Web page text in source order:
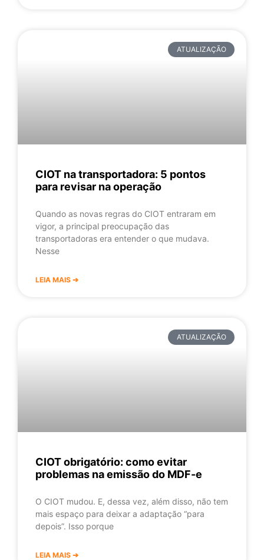
ATUALIZAÇÃO
CIOT na transportadora: 5 pontos
para revisar na operação
Quando as novas regras do CIOT entraram em
vigor, a principal preocupação das
transportadoras era entender o que mudava.
Nesse
LEIA MAIS ➔
ATUALIZAÇÃO
CIOT obrigatório: como evitar
problemas na emissão do MDF-e
O CIOT mudou. E, dessa vez, além disso, não tem
mais espaço para deixar a adaptação “para
depois”. Isso porque
LEIA MAIS ➔